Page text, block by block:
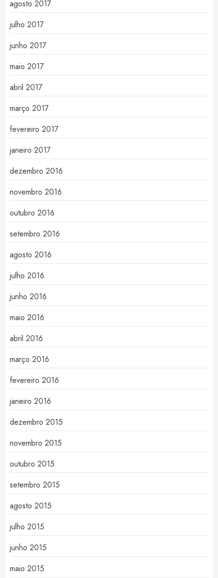
agosto 2017
julho 2017
junho 2017
maio 2017
abril 2017
março 2017
fevereiro 2017
janeiro 2017
dezembro 2016
novembro 2016
outubro 2016
setembro 2016
agosto 2016
julho 2016
junho 2016
maio 2016
abril 2016
março 2016
fevereiro 2016
janeiro 2016
dezembro 2015
novembro 2015
outubro 2015
setembro 2015
agosto 2015
julho 2015
junho 2015
maio 2015